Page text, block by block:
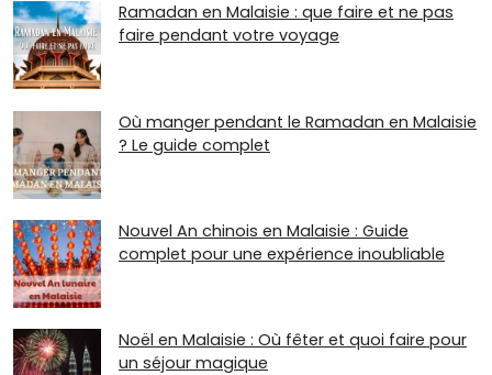
Ramadan en Malaisie : que faire et ne pas
faire pendant votre voyage
Où manger pendant le Ramadan en Malaisie
? Le guide complet
Nouvel An chinois en Malaisie : Guide
complet pour une expérience inoubliable
Noël en Malaisie : Où fêter et quoi faire pour
un séjour magique